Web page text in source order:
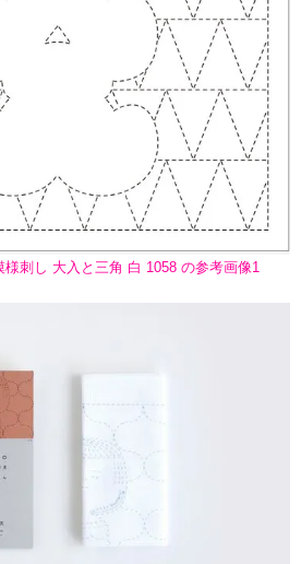
刺し 大入と三角 白 1058 の参考画像1